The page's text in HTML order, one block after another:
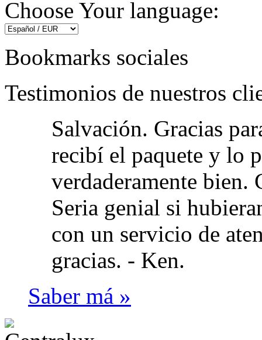
Choose Your language:
Bookmarks sociales
Testimonios de nuestros
Salvación. Gracias
recibí el paquete y lo
verdaderamente bien.
Seria genial si
con un servicio de
gracias. - Ken.
Saber má »